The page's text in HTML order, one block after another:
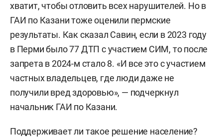
хватит, чтобы отловить всех нарушителей. Но в
ГАИ по Казани тоже оценили пермские
результаты. Как сказал Савин, если в 2023 году
в Перми было 77 ДТП с участием СИМ, то после
запрета в 2024-м стало 8. «И все это с участием
частных владельцев, где люди даже не
получили вред здоровью», — подчеркнул
начальник ГАИ по Казани.
Поддерживает ли такое решение население?